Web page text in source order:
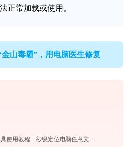
正常加载或使用。
山毒霸”，用电脑医生修复
Everything文件搜索工具使用教程：秒级定位电脑任意文件的高效搜索神器